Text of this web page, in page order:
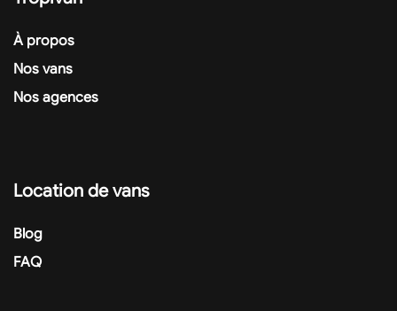
À propos
Nos vans
Nos agences
Location de vans
Blog
FAQ